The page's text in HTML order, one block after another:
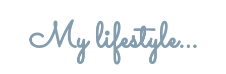
My lifestyle...